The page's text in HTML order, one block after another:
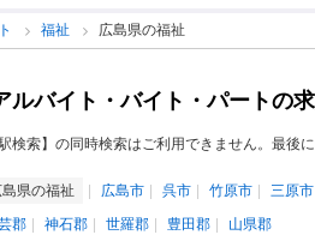
福祉 広島県の福祉
ルバイト・バイト・パートの
索】の同時検索はご利用できません。最後に
島県の福祉 広島市 呉市 竹原市 三原市
郡
神石郡 世羅郡 豊田郡 山県郡